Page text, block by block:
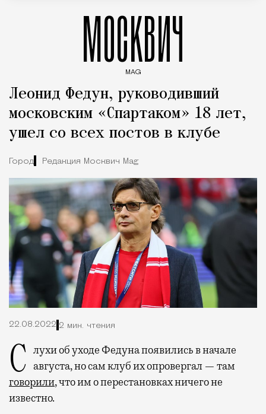
МОСКВИЧ
MAG
Леонид Федун, руководивший
московским «Спартаком» 18 лет,
ушел со всех постов в клубе
Город Редакция Москвич Mag
22.08.2022 2 мин. чтения
Слухи об уходе Федуна появились в начале августа, но сам клуб их опровергал — там
говорили, что им о перестановках ничего не
известно.